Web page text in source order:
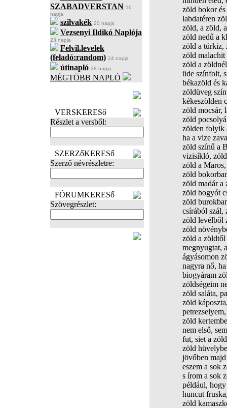
SZABADVERSTAN 16
napja
szilvakék 20 napja
Vezsenyi Ildikó Naplója
23 napja
Felvil.levelek
(feladó:random) 24 napja
útinapló 28 napja
MÉGTÖBB NAPLÓ
VERSKERESő
Részlet a versből:
SZERZőKERESő
Szerző névrészletre:
FÓRUMKERESő
Szövegrészlet:
zöld bokor
labdatéren
zöld, a zöld,
zöld nedű a
zöld a türkiz,
zöld malachit
zöld a
üde színfolt,
békazöld és
zöldüveg
kékeszölden
zöld mocsár,
zöld
zölden folyik
ha a vize
zöld színű a
vizisíkló,
zöld a
zöld
zöld madár a
zöld bogyót
zöld
csírából szál,
zöld levélből
zöld
zöld a
megnyugtat,
ágyásomon
nagyra nő,
biogyáram
zöldségeim
zöld saláta,
zöld
zöld
nem első,
fut, siet a
zöld
jövőben
eszem a sok
s írom a sok
például,
huncut
zöld